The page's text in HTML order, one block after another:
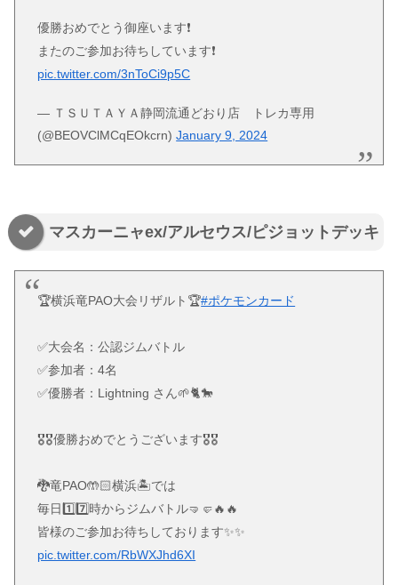
優勝おめでとう御座います❗
またのご参加お待ちしています❗
pic.twitter.com/3nToCi9p5C
— ＴＳＵＴＡＹＡ静岡流通どおり店 トレカ専用
(@BEOVClMCqEOkcrn)January 9, 2024
マスカーニャex/アルセウス/ピジョットデッキ
🏆横浜竜PAO大会リザルト🏆#ポケモンカード
✅大会名：公認ジムバトル
✅参加者：4名
✅優勝者：Lightning さん🌱🐈🐎
🎖🎖優勝おめでとうございます🎖🎖
🐉竜PAO🤲🏻横浜🏝では
毎日1️⃣7️⃣時からジムバトル🤜️🤛🔥🔥
皆様のご参加お待ちしております✨✨
pic.twitter.com/RbWXJhd6XI